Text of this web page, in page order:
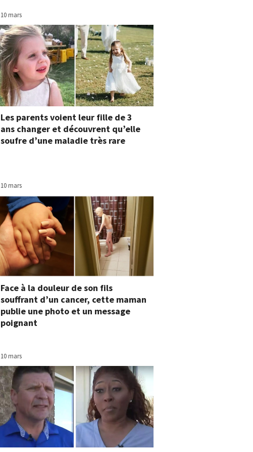
10 mars
Les parents voient leur fille de 3
ans changer et découvrent qu’elle
soufre d’une maladie très rare
10 mars
Face à la douleur de son fils
souffrant d’un cancer, cette maman
publie une photo et un message
poignant
10 mars